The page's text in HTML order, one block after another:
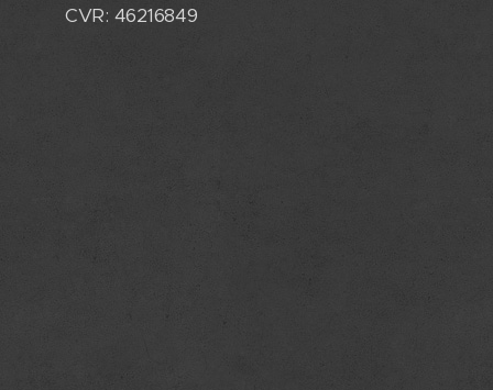
CVR: 46216849